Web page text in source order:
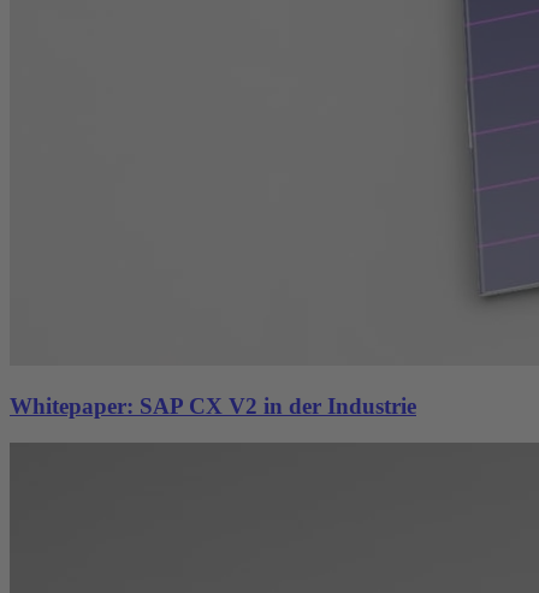
Whitepaper: SAP CX V2 in der Industrie